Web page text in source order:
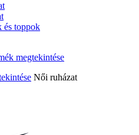
toppok
Női ruházat